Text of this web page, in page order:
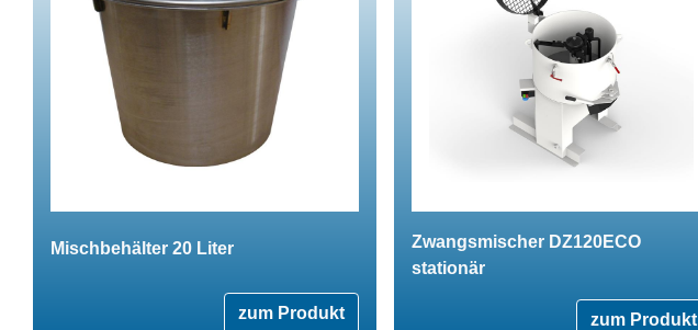
Mischbehälter 20 Liter
zum Produkt
Zwangsmischer DZ120ECO
stationär
zum Produkt